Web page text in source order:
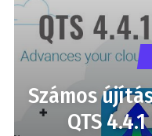
Számos
QTS